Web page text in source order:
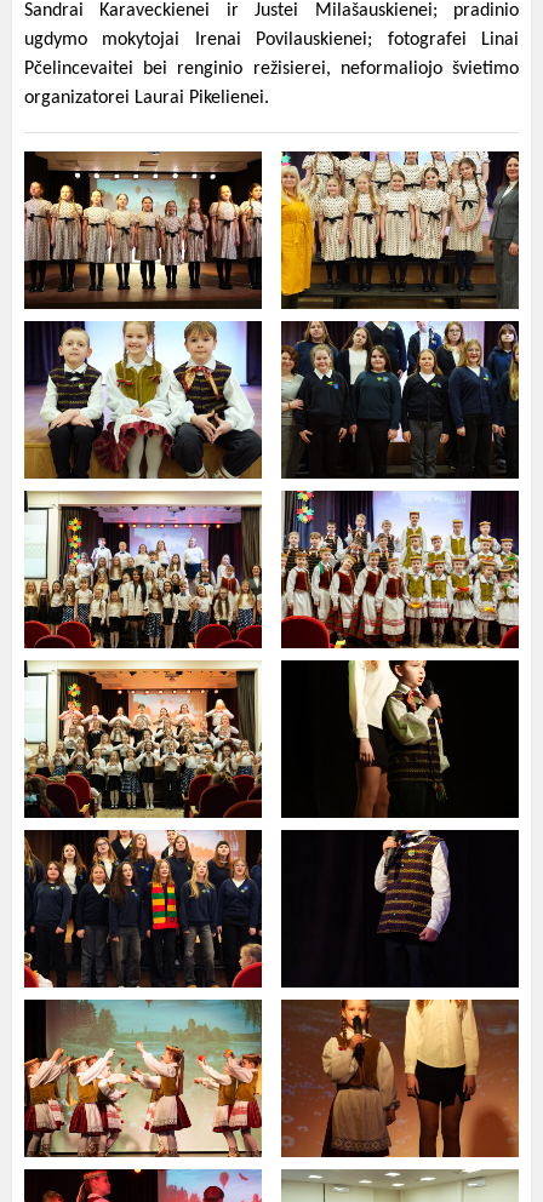
Sandrai Karaveckienei ir Justei Milašauskienei; pradinio
ugdymo mokytojai Irenai Povilauskienei; fotografei Linai
Pčelincevaitei bei renginio režisierei, neformaliojo švietimo
organizatorei Laurai Pikelienei.